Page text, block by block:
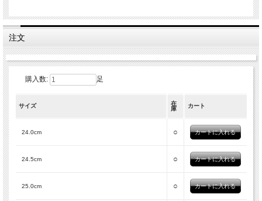
注文
購入数: 足
サイズ
在
庫
カート
24.0cm ○
24.5cm ○
25.0cm ○